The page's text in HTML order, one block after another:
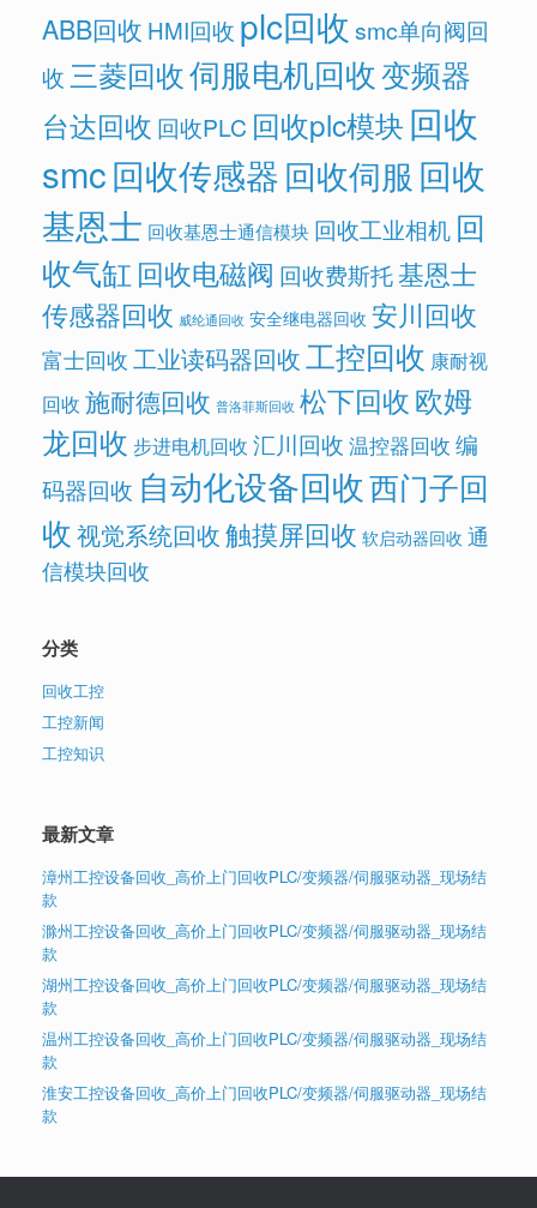
ABB回收 HMI回收 plc回收 smc单向阀回
收三菱回收伺服电机回收变频器
台达回收 回收PLC 回收plc模块 回收
smc回收传感器回收伺服 回收
基恩士 回收基恩士通信模块 回收工业相机 回
收气缸 回收电磁阀 回收费斯托基恩士
传感器回收 威纶通回收 安全继电器回收 安川回收
富士回收工业读码器回收工控回收 康耐视
回收 施耐德回收 普洛菲斯回收 松下回收欧姆
龙回收 步进电机回收 汇川回收 温控器回收 编
码器回收 自动化设备回收西门子回
收视觉系统回收触摸屏回收 软启动器回收 通
信模块回收
分类
回收工控
工控新闻
工控知识
最新文章
漳州工控设备回收_高价上门回收PLC/变频器/伺服驱动器_现场结
款
滁州工控设备回收_高价上门回收PLC/变频器/伺服驱动器_现场结
款
湖州工控设备回收_高价上门回收PLC/变频器/伺服驱动器_现场结
款
温州工控设备回收_高价上门回收PLC/变频器/伺服驱动器_现场结
款
淮安工控设备回收_高价上门回收PLC/变频器/伺服驱动器_现场结
款